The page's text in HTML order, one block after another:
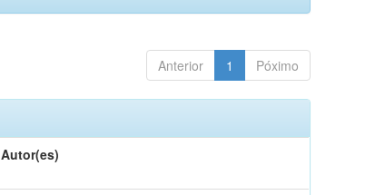
Anterior 1 Póximo
Autor(es)